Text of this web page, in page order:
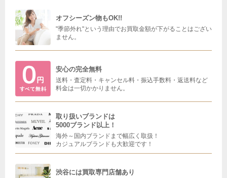
オフシーズン物もOK!!
"季節外れ"という理由でお買取金額が下がることはござい
ません。
安心の完全無料
送料・査定料・キャンセル料・振込手数料・返送料など
料金は一切かかりません。
取り扱いブランドは
5000ブランド以上！
海外～国内ブランドまで幅広く取扱！
カジュアルブランドも大歓迎です！
渋谷には買取専門店舗あり